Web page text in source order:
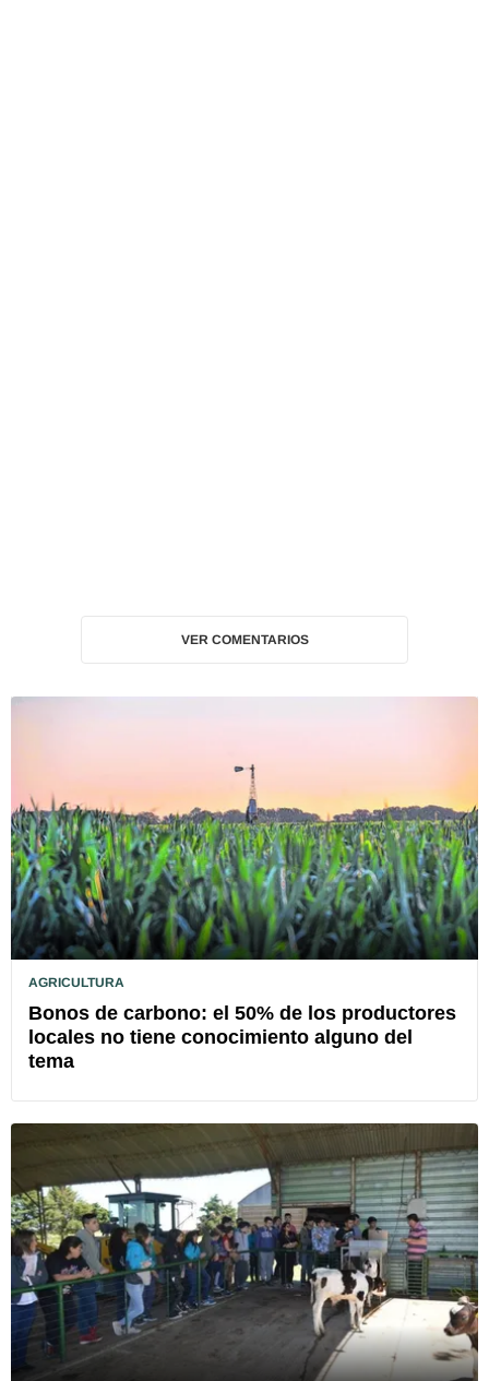
VER COMENTARIOS
AGRICULTURA
Bonos de carbono: el 50% de los productores
locales no tiene conocimiento alguno del
tema